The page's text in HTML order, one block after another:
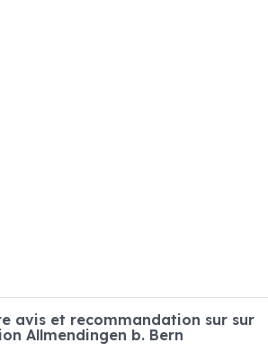
avis et recommandation sur sur
Allmendingen b. Bern